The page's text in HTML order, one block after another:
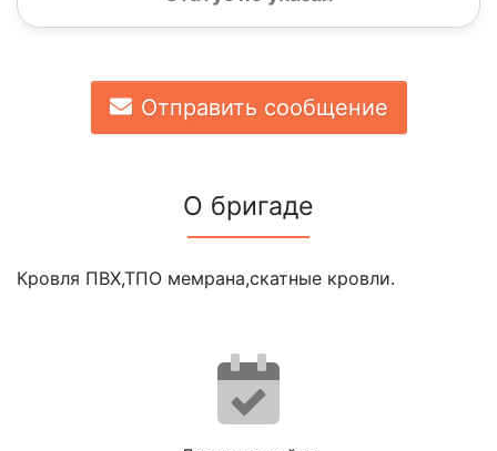
Отправить сообщение
О бригаде
Кровля ПВХ,ТПО мемрана,скатные кровли.